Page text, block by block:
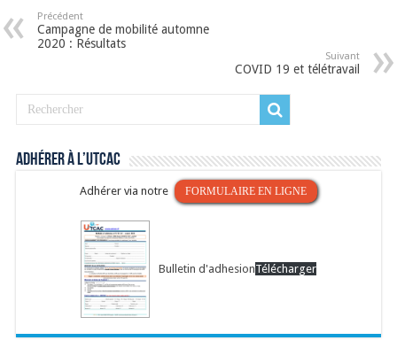
Précédent
Campagne de mobilité automne
2020 : Résultats
Suivant
COVID 19 et télétravail
Adhérer à l’UTCAC
Adhérer via notre FORMULAIRE EN LIGNE
Bulletin d'adhesionTélécharger